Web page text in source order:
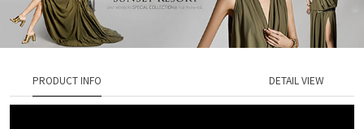
PRODUCT INFO DETAIL VIEW